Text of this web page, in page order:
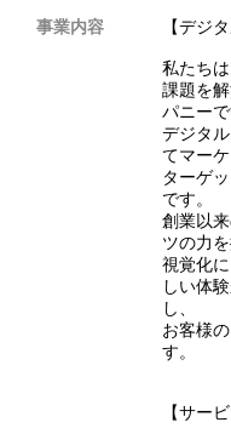
事業内容 【デジ
私たち
課題を
パニーで
デジタ
てマー
ターゲ
です。
創業以
ツの力
視覚化
しい体
し、
お客様
す。
【サー